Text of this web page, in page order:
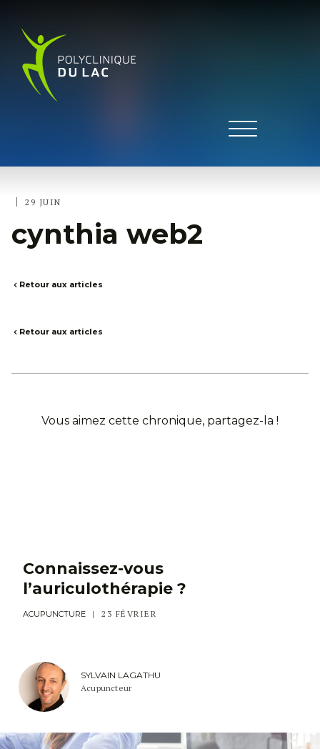
| 29 JUIN
cynthia web2
Retour aux articles
Retour aux articles
Vous aimez cette chronique, partagez-la !
Connaissez-vous
l’auriculothérapie ?
ACUPUNCTURE 23 FÉVRIER
SYLVAIN LAGATHU
Acupuncteur